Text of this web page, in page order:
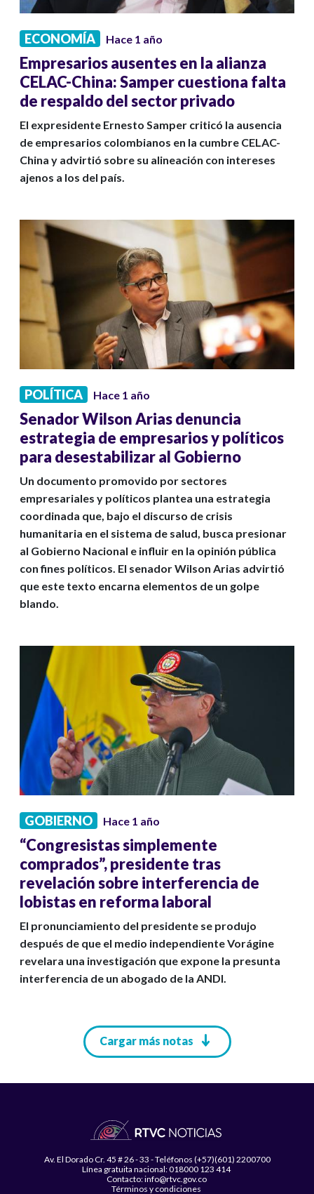
ECONOMÍA Hace 1 año
Empresarios ausentes en la alianza
CELAC-China: Samper cuestiona falta
de respaldo del sector privado
El expresidente Ernesto Samper criticó la ausencia
de empresarios colombianos en la cumbre CELAC-
China y advirtió sobre su alineación con intereses
ajenos a los del país.
POLÍTICA Hace 1 año
Senador Wilson Arias denuncia
estrategia de empresarios y políticos
para desestabilizar al Gobierno
Un documento promovido por sectores
empresariales y políticos plantea una estrategia
coordinada que, bajo el discurso de crisis
humanitaria en el sistema de salud, busca presionar
al Gobierno Nacional e influir en la opinión pública
con fines políticos. El senador Wilson Arias advirtió
que este texto encarna elementos de un golpe
blando.
GOBIERNO Hace 1 año
“Congresistas simplemente
comprados”, presidente tras
revelación sobre interferencia de
lobistas en reforma laboral
El pronunciamiento del presidente se produjo
después de que el medio independiente Vorágine
revelara una investigación que expone la presunta
interferencia de un abogado de la ANDI.
Cargar más notas
Av. El Dorado Cr. 45 # 26 - 33 - Teléfonos (+57)(601) 2200700
Línea gratuita nacional: 018000 123 414
Contacto: info@rtvc.gov.co
Términos y condiciones